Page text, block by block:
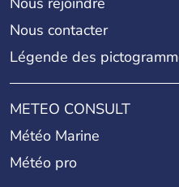
Nous contacter
Légende des
METEO CONSULT
Météo Marine
Météo pro